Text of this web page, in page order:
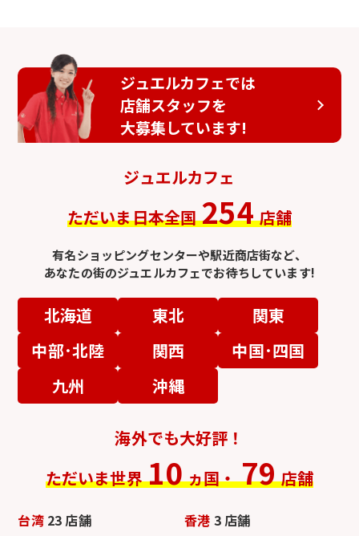
ジュエルカフェでは
店舗スタッフを
大募集しています!
ジュエルカフェ
ただいま日本全国 254 店舗
有名ショッピングセンターや駅近商店街など、
あなたの街のジュエルカフェでお待ちしています!
北海道 東北
関東
中部･北陸
関西
中国･四国
九州
沖縄
海外でも大好評！
ただいま世界 10 ヵ国・ 79 店舗
台湾 23 店舗 香港 3 店舗